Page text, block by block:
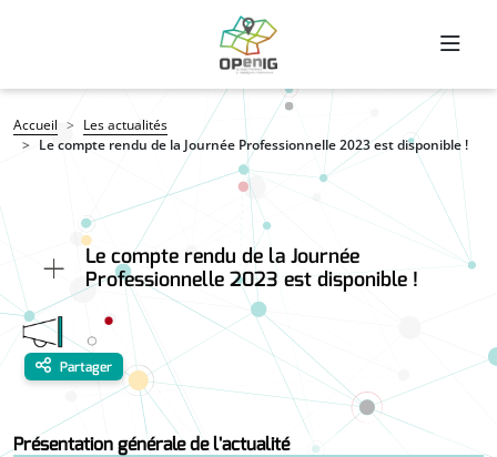
Fil d'Ariane
Accueil
Les actualités
Le compte rendu de la Journée Professionnelle 2023 est disponible !
Le compte rendu de la Journée
Professionnelle 2023 est disponible !
Partager
Présentation générale de l'actualité